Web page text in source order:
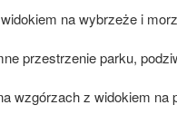
na wybrzeże i
przestrzenie parku,
wzgórzach z widokiem